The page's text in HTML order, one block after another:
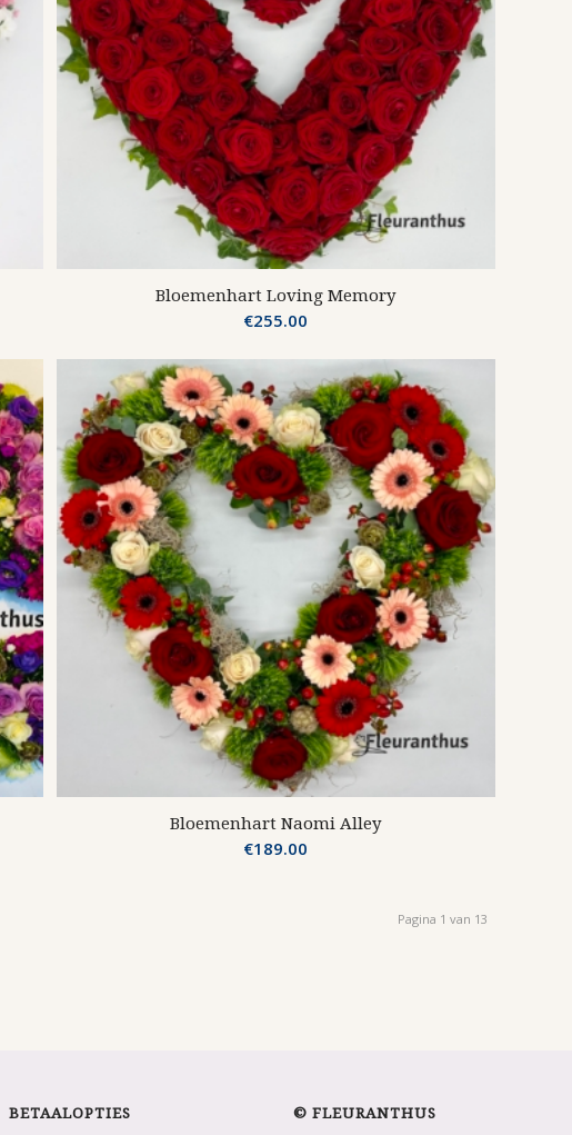
Bloemenhart Loving Memory
€255.00
Bloemenhart Naomi Alley
€189.00
Pagina 1 van 13
BETAALOPTIES © FLEURANTHUS